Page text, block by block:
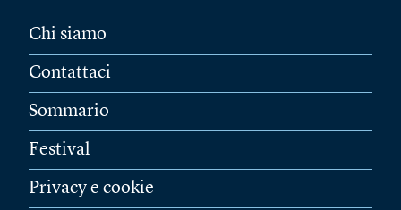
Chi siamo
Contattaci
Sommario
Festival
Privacy e cookie